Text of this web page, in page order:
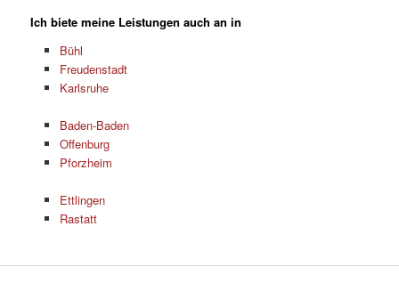
Ich biete meine Leistungen auch an in
Bühl
Freudenstadt
Karlsruhe
Baden-Baden
Offenburg
Pforzheim
Ettlingen
Rastatt